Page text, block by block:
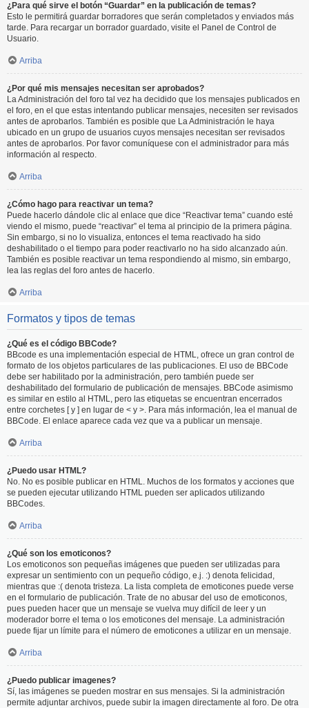
¿Para qué sirve el botón “Guardar” en la publicación de temas?
Esto le permitirá guardar borradores que serán completados y enviados más
tarde. Para recargar un borrador guardado, visite el Panel de Control de
Usuario.
Arriba
¿Por qué mis mensajes necesitan ser aprobados?
La Administración del foro tal vez ha decidido que los mensajes publicados en
el foro, en el que estas intentando publicar mensajes, necesiten ser revisados
antes de aprobarlos. También es posible que La Administración le haya
ubicado en un grupo de usuarios cuyos mensajes necesitan ser revisados
antes de aprobarlos. Por favor comuníquese con el administrador para más
información al respecto.
Arriba
¿Cómo hago para reactivar un tema?
Puede hacerlo dándole clic al enlace que dice “Reactivar tema” cuando esté
viendo el mismo, puede “reactivar” el tema al principio de la primera página.
Sin embargo, si no lo visualiza, entonces el tema reactivado ha sido
deshabilitado o el tiempo para poder reactivarlo no ha sido alcanzado aún.
También es posible reactivar un tema respondiendo al mismo, sin embargo,
lea las reglas del foro antes de hacerlo.
Arriba
Formatos y tipos de temas
¿Qué es el código BBCode?
BBcode es una implementación especial de HTML, ofrece un gran control de
formato de los objetos particulares de las publicaciones. El uso de BBCode
debe ser habilitado por la administración, pero también puede ser
deshabilitado del formulario de publicación de mensajes. BBCode asimismo
es similar en estilo al HTML, pero las etiquetas se encuentran encerrados
entre corchetes [ y ] en lugar de < y >. Para más información, lea el manual de
BBCode. El enlace aparece cada vez que va a publicar un mensaje.
Arriba
¿Puedo usar HTML?
No. No es posible publicar en HTML. Muchos de los formatos y acciones que
se pueden ejecutar utilizando HTML pueden ser aplicados utilizando
BBCodes.
Arriba
¿Qué son los emoticonos?
Los emoticonos son pequeñas imágenes que pueden ser utilizadas para
expresar un sentimiento con un pequeño código, e.j. :) denota felicidad,
mientras que :( denota tristeza. La lista completa de emoticones puede verse
en el formulario de publicación. Trate de no abusar del uso de emoticonos,
pues pueden hacer que un mensaje se vuelva muy difícil de leer y un
moderador borre el tema o los emoticones del mensaje. La administración
puede fijar un límite para el número de emoticones a utilizar en un mensaje.
Arriba
¿Puedo publicar imagenes?
Sí, las imágenes se pueden mostrar en sus mensajes. Si la administración
permite adjuntar archivos, puede subir la imagen directamente al foro. De otra